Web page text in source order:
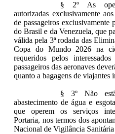
§ 2º As
autorizadas exclusivamente
de passageiros exclusivamente
do Brasil e da Venezuela, que
válida pela 3ª rodada das
Copa do Mundo 2026 na
requeridos pelos
passageiros das aeronaves
quanto a bagagens de viajantes
§ 3º Não
abastecimento de água e
que operem os serviços
Portaria, nos termos dos
Nacional de Vigilância